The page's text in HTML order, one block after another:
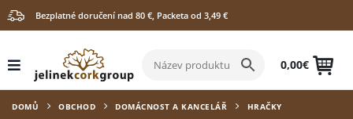
Bezplatné doručení nad 80 €, Packeta od 3,49 €
0,00€
DOMŮ OBCHOD DOMÁCNOST A KANCELÁŘ
HRAČKY